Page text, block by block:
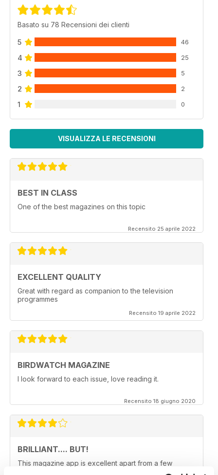
Basato su 78 Recensioni dei clienti
5 46
4 25
3 5
2 2
1 0
VISUALIZZA LE RECENSIONI
BEST IN CLASS
One of the best magazines on this topic
Recensito 25 aprile 2022
EXCELLENT QUALITY
Great with regard as companion to the television
programmes
Recensito 19 aprile 2022
BIRDWATCH MAGAZINE
I look forward to each issue, love reading it.
Recensito 18 giugno 2020
BRILLIANT.... BUT!
This magazine app is excellent apart from a few